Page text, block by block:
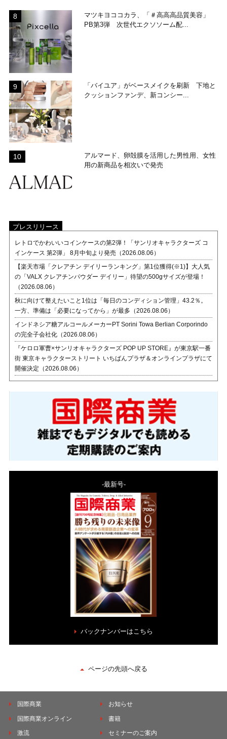
マツキヨココカラ、「＃高高高品質美容」
PB第3弾 次世代エクソソーム配...
「バイユア」がベースメイクを刷新 下地と
クッションファンデ、新コンシー...
アルマード、卵殻膜を活用した男性用、女性
用の新商品を相次いで発売
プレスリリース
レトロでかわいいコインケースの第2弾！「サンリオキャラクターズ コ
インケース 第2弾」 8月中旬より発売（2026.08.06）
【楽天市場「クレアチン デイリーランキング」第1位獲得(※1)】大人気
の「VALX クレアチンパウダー デイリー」待望の500gサイズが登場！
（2026.08.06）
秋に向けて整えたいこと1位は「毎日のコンディション管理」43.2％。
一方、準備は「必要になってから」が最多（2026.08.06）
インドネシア糖アルコールメーカーPT Sorini Towa Berlian Corporindo
の完全子会社化（2026.08.06）
『ケロロ軍曹×サンリオキャラクターズ POP UP STORE』が東京駅一番
街 東京キャラクターストリート いちばんプラザ＆オンラインプラザにて
開催決定（2026.08.06）
-最新号-
バックナンバーはこちら
ページの先頭へ戻る
国際商業
国際商業オンライン
激流
お知らせ
書籍
セミナーのご案内